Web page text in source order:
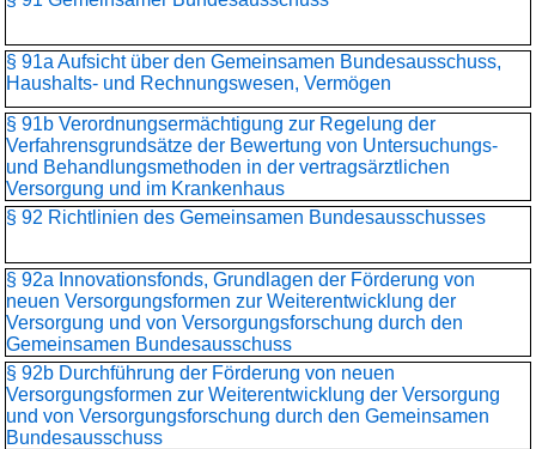
§ 91a Aufsicht über den Gemeinsamen Bundesausschuss,
Haushalts- und Rechnungswesen, Vermögen
§ 91b Verordnungsermächtigung zur Regelung der
Verfahrensgrundsätze der Bewertung von Untersuchungs-
und Behandlungsmethoden in der vertragsärztlichen
Versorgung und im Krankenhaus
§ 92 Richtlinien des Gemeinsamen Bundesausschusses
§ 92a Innovationsfonds, Grundlagen der Förderung von
neuen Versorgungsformen zur Weiterentwicklung der
Versorgung und von Versorgungsforschung durch den
Gemeinsamen Bundesausschuss
§ 92b Durchführung der Förderung von neuen
Versorgungsformen zur Weiterentwicklung der Versorgung
und von Versorgungsforschung durch den Gemeinsamen
Bundesausschuss